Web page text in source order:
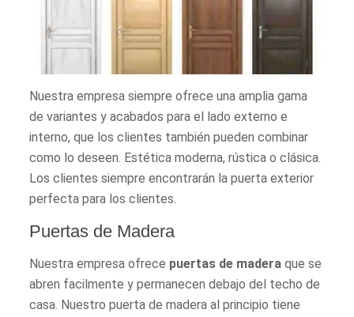
Nuestra empresa siempre ofrece una amplia gama
de variantes y acabados para el lado externo e
interno, que los clientes también pueden combinar
como lo deseen. Estética moderna, rústica o clásica.
Los clientes siempre encontrarán la puerta exterior
perfecta para los clientes.
Puertas de Madera
Nuestra empresa ofrece puertas de madera que se
abren facilmente y permanecen debajo del techo de
casa. Nuestro puerta de madera al principio tiene